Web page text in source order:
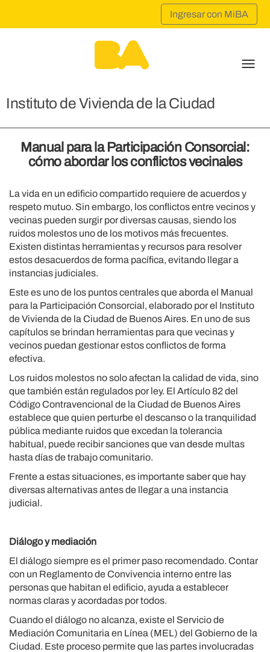
Instituto de Vivienda de la Ciudad
Manual para la Participación Consorcial:
cómo abordar los conflictos vecinales
La vida en un edificio compartido requiere de acuerdos y
respeto mutuo. Sin embargo, los conflictos entre vecinos y
vecinas pueden surgir por diversas causas, siendo los
ruidos molestos uno de los motivos más frecuentes.
Existen distintas herramientas y recursos para resolver
estos desacuerdos de forma pacífica, evitando llegar a
instancias judiciales.
Este es uno de los puntos centrales que aborda el Manual
para la Participación Consorcial, elaborado por el Instituto
de Vivienda de la Ciudad de Buenos Aires. En uno de sus
capítulos se brindan herramientas para que vecinas y
vecinos puedan gestionar estos conflictos de forma
efectiva.
Los ruidos molestos no solo afectan la calidad de vida, sino
que también están regulados por ley. El Artículo 82 del
Código Contravencional de la Ciudad de Buenos Aires
establece que quien perturbe el descanso o la tranquilidad
pública mediante ruidos que excedan la tolerancia
habitual, puede recibir sanciones que van desde multas
hasta días de trabajo comunitario.
Frente a estas situaciones, es importante saber que hay
diversas alternativas antes de llegar a una instancia
judicial.
Diálogo y mediación
El diálogo siempre es el primer paso recomendado. Contar
con un Reglamento de Convivencia interno entre las
personas que habitan el edificio, ayuda a establecer
normas claras y acordadas por todos.
Cuando el diálogo no alcanza, existe el Servicio de
Mediación Comunitaria en Línea (MEL) del Gobierno de la
Ciudad. Este proceso permite que las partes involucradas